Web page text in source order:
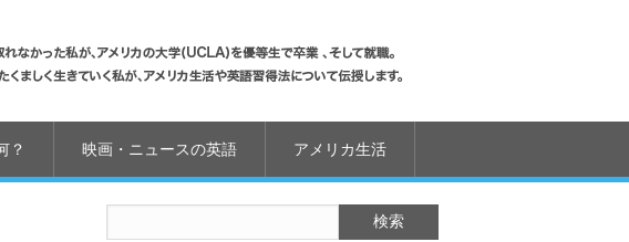
？ 映画・ニュースの英語 アメリカ生活